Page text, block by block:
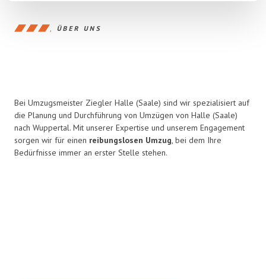
ÜBER UNS
Bei Umzugsmeister Ziegler Halle (Saale) sind wir spezialisiert auf
die Planung und Durchführung von Umzügen von Halle (Saale)
nach Wuppertal. Mit unserer Expertise und unserem Engagement
sorgen wir für einen reibungslosen Umzug, bei dem Ihre
Bedürfnisse immer an erster Stelle stehen.